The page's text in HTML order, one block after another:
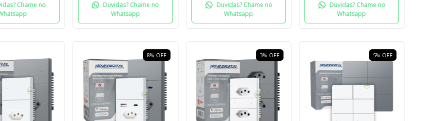
Chame no
Duvidas? Chame no
Whatsapp
Duvidas? Chame no
Whatsapp
Duvidas? Chame no
Whatsapp
8% OFF 3% OFF 5% OFF